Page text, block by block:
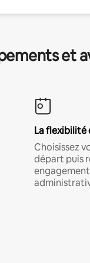
et
La flexibilité
Choisissez
départ puis